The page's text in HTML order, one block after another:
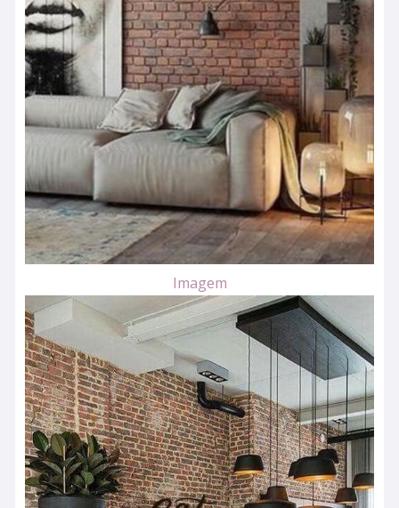
Imagem